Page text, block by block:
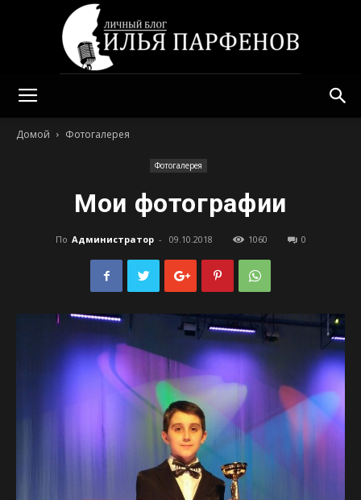
Домой Фотогалерея
Фотогалерея
Мои фотографии
По Администратор - 09.10.2018 1060 0